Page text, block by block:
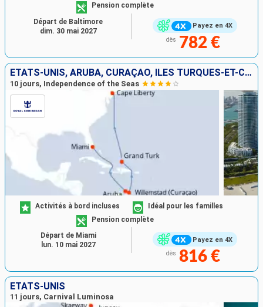
Payez en 4X
Pension complète
dès 782 €
Départ de Baltimore
dim. 30 mai 2027
ÉTATS-UNIS, ARUBA, CURAÇAO, ÎLES TURQUES-ET-CAÏQUES
10 jours, Independence of the Seas
Payez en 4X
Activités à bord incluses
Idéal pour les familles
Pension complète
dès 816 €
Départ de Miami
lun. 10 mai 2027
ÉTATS-UNIS
11 jours, Carnival Luminosa